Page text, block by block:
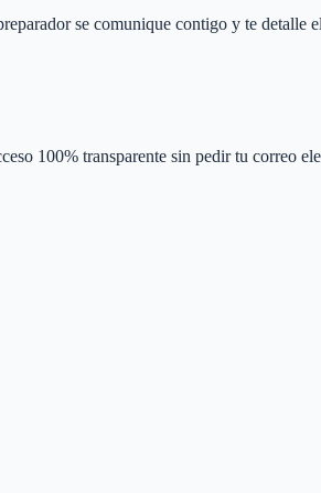
se comunique contigo y te detalle
100% transparente sin pedir tu correo